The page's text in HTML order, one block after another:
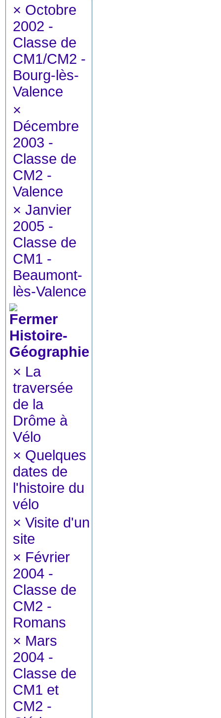
× Octobre
2002 -
Classe de
CM1/CM2 -
Bourg-lès-
Valence
×
Décembre
2003 -
Classe de
CM2 -
Valence
× Janvier
2005 -
Classe de
CM1 -
Beaumont-
lès-Valence
Histoire-
Géographie
× La
traversée
de la
Drôme à
Vélo
× Quelques
dates de
l'histoire du
vélo
× Visite d'un
site
× Février
2004 -
Classe de
CM2 -
Romans
× Mars
2004 -
Classe de
CM1 et
CM2 -